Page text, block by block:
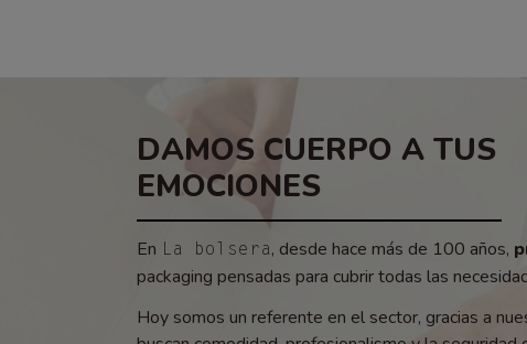
DAMOS CUERPO A TUS
EMOCIONES
En La bolsera, desde hace más de 100 años,
packaging pensadas para cubrir todas las
Hoy somos un referente en el sector, gracias a